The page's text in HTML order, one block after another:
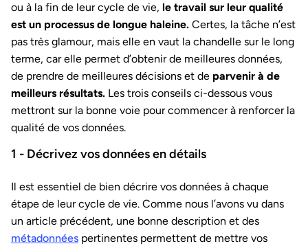
ou à la fin de leur cycle de vie, le travail sur leur qualité
est un processus de longue haleine. Certes, la tâche n’est
pas très glamour, mais elle en vaut la chandelle sur le long
terme, car elle permet d’obtenir de meilleures données,
de prendre de meilleures décisions et de parvenir à de
meilleurs résultats. Les trois conseils ci-dessous vous
mettront sur la bonne voie pour commencer à renforcer la
qualité de vos données.
1 - Décrivez vos données en détails
Il est essentiel de bien décrire vos données à chaque
étape de leur cycle de vie. Comme nous l’avons vu dans
un article précédent, une bonne description et des
métadonnées pertinentes permettent de mettre vos